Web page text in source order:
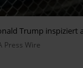
Trump inspiziert
Press Wire